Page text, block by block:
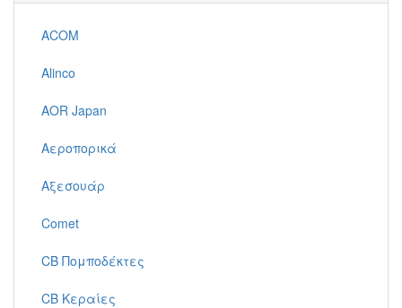
ACOM
Alinco
AOR Japan
Αεροπορικά
Αξεσουάρ
Comet
CB Πομποδέκτες
CB Κεραίες